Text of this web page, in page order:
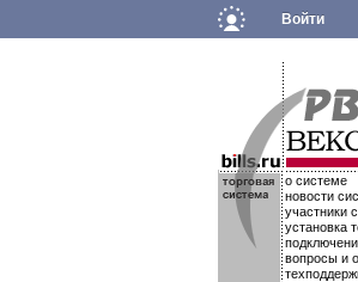
Войти
.о системе
новости
участники
установка
вопросы и